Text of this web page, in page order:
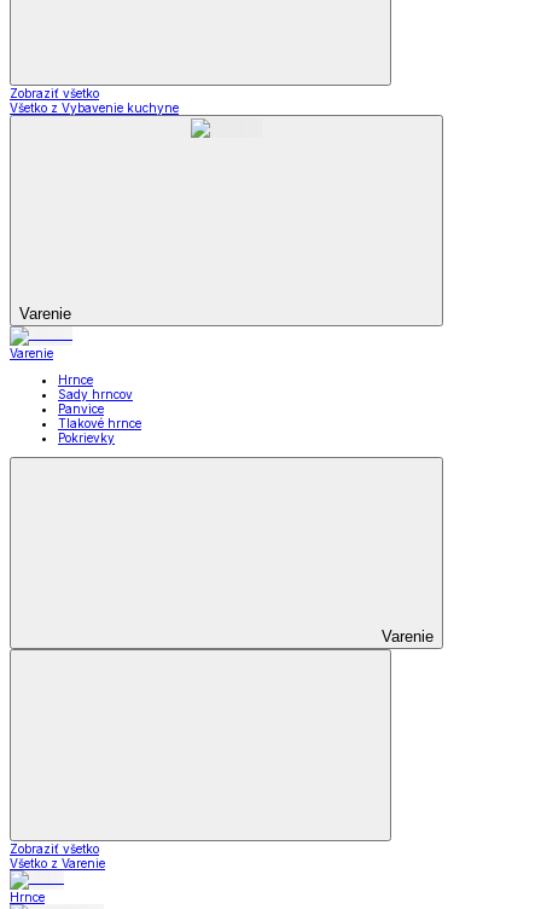
Zobraziť všetko
Všetko z Vybavenie kuchyne
Varenie
Varenie
Hrnce
Sady hrncov
Panvice
Tlakové hrnce
Pokrievky
Varenie
Zobraziť všetko
Všetko z Varenie
Hrnce